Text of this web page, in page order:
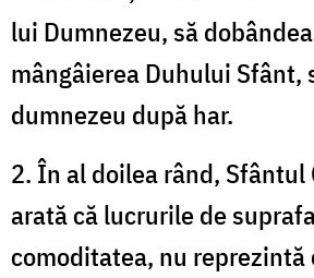
lui Dumnezeu, să
mângâierea Duhului Sfânt,
dumnezeu după har.
2. În al doilea rând, Sfântul
arată că lucrurile de
comoditatea, nu